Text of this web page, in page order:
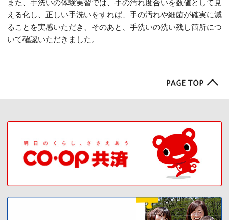
また、手洗いの体験実習では、手の汚れ度合いを数値として見
える化し、正しい手洗いをすれば、手の汚れや細菌が確実に減
ることを実感いただき、そのあと、手洗いの洗い残し箇所につ
いて確認いただきました。